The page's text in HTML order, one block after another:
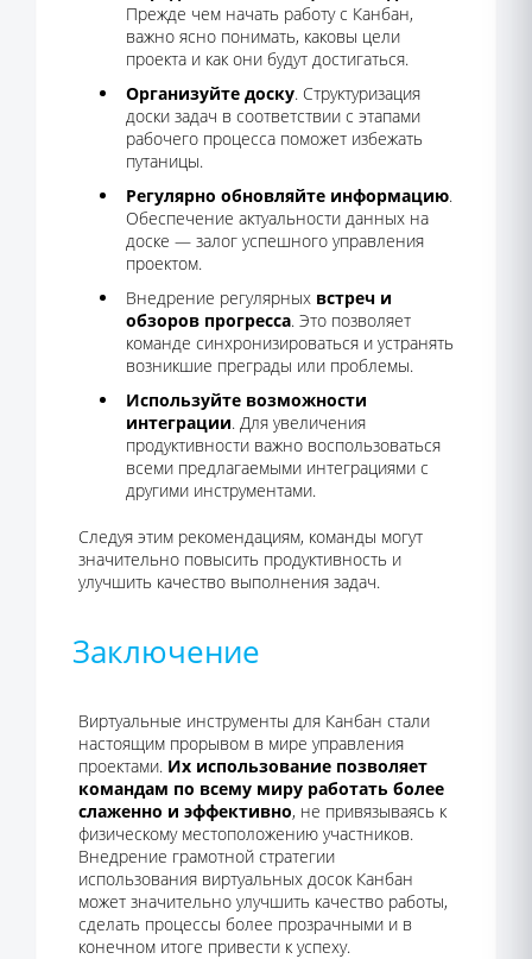
Прежде чем начать работу с Канбан,
важно ясно понимать, каковы цели
проекта и как они будут достигаться.
Организуйте доску. Структуризация
доски задач в соответствии с этапами
рабочего процесса поможет избежать
путаницы.
Регулярно обновляйте информацию.
Обеспечение актуальности данных на
доске — залог успешного управления
проектом.
Внедрение регулярных встреч и
обзоров прогресса. Это позволяет
команде синхронизироваться и устранять
возникшие преграды или проблемы.
Используйте возможности
интеграции. Для увеличения
продуктивности важно воспользоваться
всеми предлагаемыми интеграциями с
другими инструментами.
Следуя этим рекомендациям, команды могут
значительно повысить продуктивность и
улучшить качество выполнения задач.
Заключение
Виртуальные инструменты для Канбан стали
настоящим прорывом в мире управления
проектами. Их использование позволяет
командам по всему миру работать более
слаженно и эффективно, не привязываясь к
физическому местоположению участников.
Внедрение грамотной стратегии
использования виртуальных досок Канбан
может значительно улучшить качество работы,
сделать процессы более прозрачными и в
конечном итоге привести к успеху.